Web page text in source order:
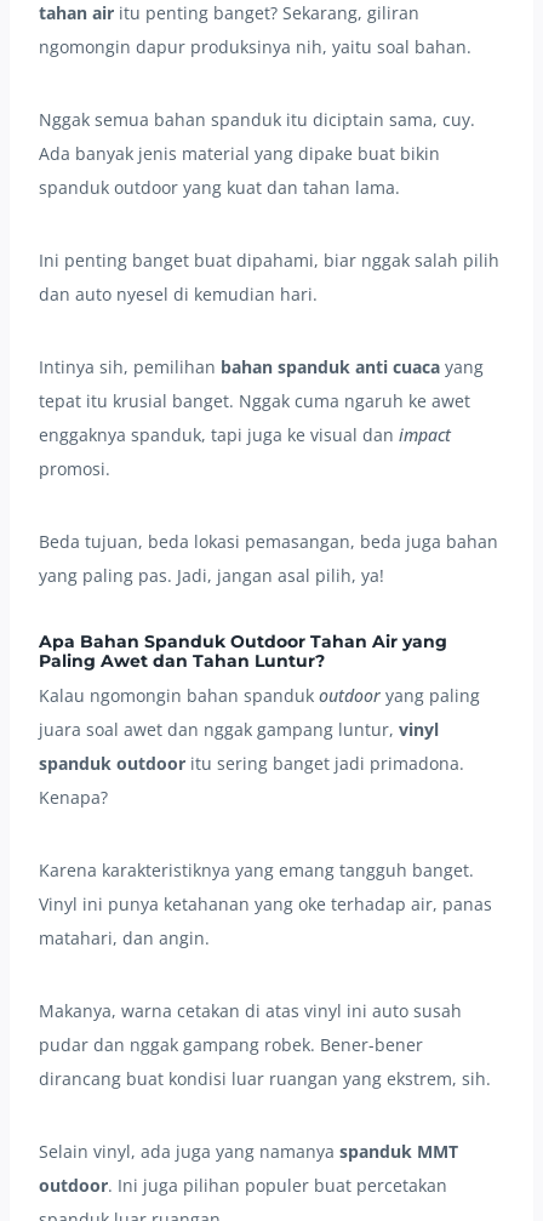
tahan air itu penting banget? Sekarang, giliran
ngomongin dapur produksinya nih, yaitu soal bahan.
Nggak semua bahan spanduk itu diciptain sama, cuy.
Ada banyak jenis material yang dipake buat bikin
spanduk outdoor yang kuat dan tahan lama.
Ini penting banget buat dipahami, biar nggak salah pilih
dan auto nyesel di kemudian hari.
Intinya sih, pemilihan bahan spanduk anti cuaca yang
tepat itu krusial banget. Nggak cuma ngaruh ke awet
enggaknya spanduk, tapi juga ke visual dan impact
promosi.
Beda tujuan, beda lokasi pemasangan, beda juga bahan
yang paling pas. Jadi, jangan asal pilih, ya!
Apa Bahan Spanduk Outdoor Tahan Air yang
Paling Awet dan Tahan Luntur?
Kalau ngomongin bahan spanduk outdoor yang paling
juara soal awet dan nggak gampang luntur, vinyl
spanduk outdoor itu sering banget jadi primadona.
Kenapa?
Karena karakteristiknya yang emang tangguh banget.
Vinyl ini punya ketahanan yang oke terhadap air, panas
matahari, dan angin.
Makanya, warna cetakan di atas vinyl ini auto susah
pudar dan nggak gampang robek. Bener-bener
dirancang buat kondisi luar ruangan yang ekstrem, sih.
Selain vinyl, ada juga yang namanya spanduk MMT
outdoor. Ini juga pilihan populer buat percetakan